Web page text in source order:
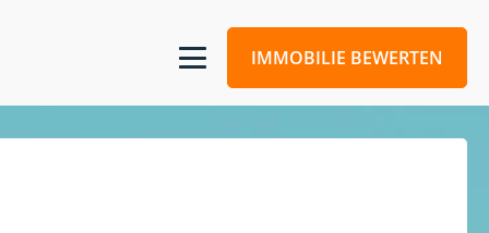
IMMOBILIE BEWERTEN